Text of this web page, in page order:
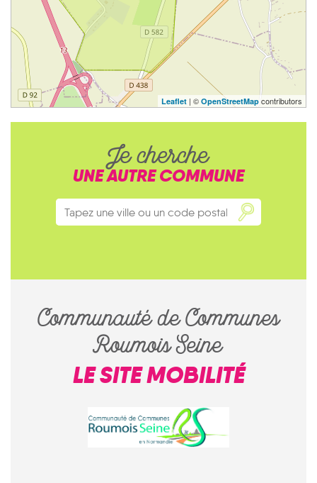
Leaflet | © OpenStreetMap contributors
Je cherche
UNE AUTRE COMMUNE
Communauté de Communes
Roumois Seine
LE SITE MOBILITÉ